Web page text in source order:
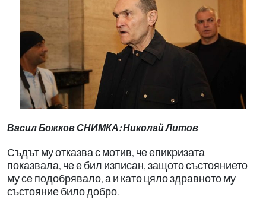
Васил Божков СНИМКА: Николай Литов
Съдът му отказва с мотив, че епикризата
показвала, че е бил изписан, защото състоянието
му се подобрявало, а и като цяло здравното му
състояние било добро.